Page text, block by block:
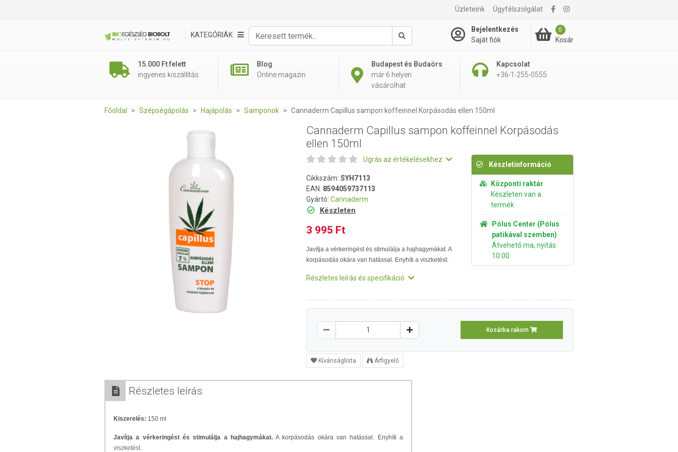
Üzleteink Ügyfélszolgálat
KATEGÓRIÁK
Keresés
Bejelentkezés
Saját fiók
0
Kosár
15.000 Ft felett
ingyenes kiszállítás
Blog
Online magazin
Budapest és Budaörs
már 6 helyen
vásárolhat
Kapcsolat
+36-1-255-0555
3 995 Ft Kosárba rakom
Főoldal Szépségápolás Hajápolás Samponok Cannaderm Capillus sampon koffeinnel Korpásodás ellen 150ml
Cannaderm Capillus sampon koffeinnel Korpásodás
ellen 150ml
Ugrás az értékelésekhez
Cikkszám: SYH7113
EAN: 8594059737113
Gyártó: Cannaderm
Készleten
3 995 Ft
Javítja a vérkeringést és stimulálja a hajhagymákat. A
korpásodás okára van hatással. Enyhíti a viszketést.
Részletes leírás és specifikáció
Készletinformáció
Központi raktár
Készleten van a
termék
Pólus Center (Pólus
patikával szemben)
Átvehető ma, nyitás:
10:00
Kosárba rakom
Kívánságlista Árfigyelő
Részletes leírás
Kiszerelés: 150 ml
Javítja a vérkeringést és stimulálja a hajhagymákat.A korpásodás okára van hatással. Enyhíti a
viszketést.